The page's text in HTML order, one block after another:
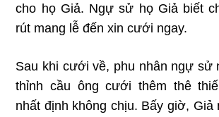
cho họ Giả. Ngự sử họ Giả biết
rút mang lễ đến xin cưới ngay.
Sau khi cưới về, phu nhân ngự sử
thỉnh cầu ông cưới thêm thê
nhất định không chịu. Bấy giờ,